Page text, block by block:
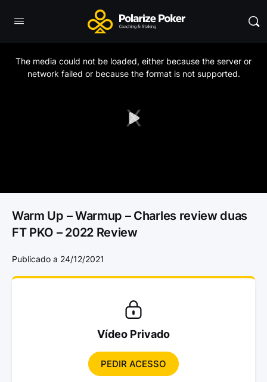
Play
The media could not be loaded, either because the server or
network failed or because the format is not supported.
Warm Up – Warmup – Charles review duas
FT PKO – 2022 Review
Publicado a 24/12/2021
Vídeo Privado
PEDIR ACESSO